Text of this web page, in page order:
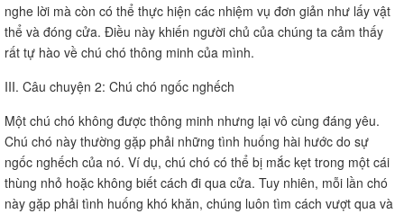
nghe lời mà còn có thể thực hiện các nhiệm vụ đơn giản như lấy vật
thể và đóng cửa. Điều này khiến người chủ của chúng ta cảm thấy
rất tự hào về chú chó thông minh của mình.
III. Câu chuyện 2: Chú chó ngốc nghếch
Một chú chó không được thông minh nhưng lại vô cùng đáng yêu.
Chú chó này thường gặp phải những tình huống hài hước do sự
ngốc nghếch của nó. Ví dụ, chú chó có thể bị mắc kẹt trong một cái
thùng nhỏ hoặc không biết cách đi qua cửa. Tuy nhiên, mỗi lần chó
này gặp phải tình huống khó khăn, chúng luôn tìm cách vượt qua và